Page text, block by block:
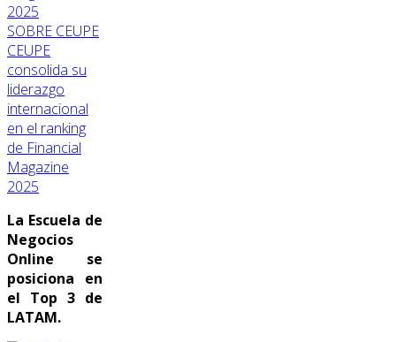
SOBRE CEUPE
CEUPE
consolida su
liderazgo
internacional
en el ranking
de Financial
Magazine
2025
La Escuela de
Negocios
Online se
posiciona en
el Top 3 de
LATAM.